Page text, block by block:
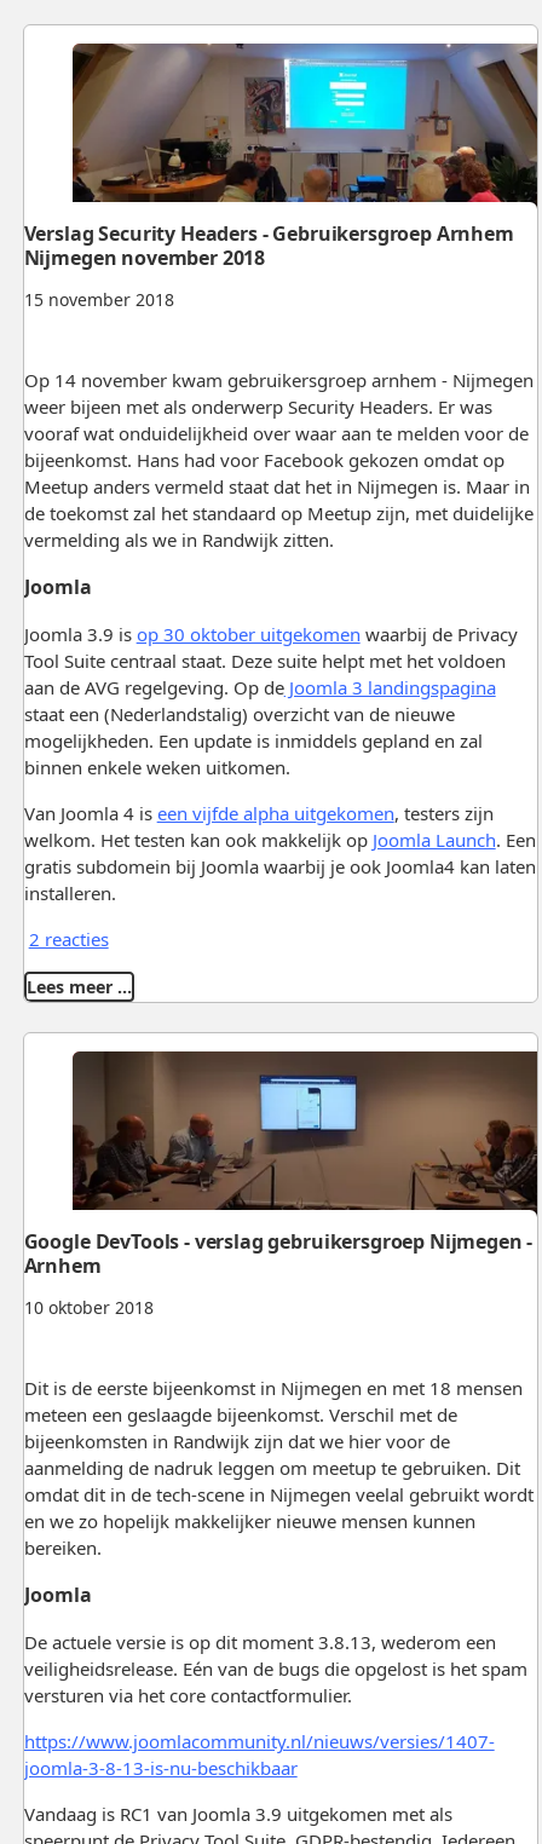
15 november 2018
Verslag Security Headers - Gebruikersgroep Arnhem
Nijmegen november 2018
Op 14 november kwam gebruikersgroep arnhem - Nijmegen
weer bijeen met als onderwerp Security Headers. Er was
vooraf wat onduidelijkheid over waar aan te melden voor de
bijeenkomst. Hans had voor Facebook gekozen omdat op
Meetup anders vermeld staat dat het in Nijmegen is. Maar in
de toekomst zal het standaard op Meetup zijn, met duidelijke
vermelding als we in Randwijk zitten.
Joomla
Joomla 3.9 is op 30 oktober uitgekomen waarbij de Privacy
Tool Suite centraal staat. Deze suite helpt met het voldoen
aan de AVG regelgeving. Op deJoomla 3 landingspagina
staat een (Nederlandstalig) overzicht van de nieuwe
mogelijkheden. Een update is inmiddels gepland en zal
binnen enkele weken uitkomen.
Van Joomla 4 is een vijfde alpha uitgekomen, testers zijn
welkom. Het testen kan ook makkelijk op Joomla Launch. Een
gratis subdomein bij Joomla waarbij je ook Joomla4 kan laten
installeren.
2 reacties
Lees meer …
10 oktober 2018
Google DevTools - verslag gebruikersgroep Nijmegen -
Arnhem
Dit is de eerste bijeenkomst in Nijmegen en met 18 mensen
meteen een geslaagde bijeenkomst. Verschil met de
bijeenkomsten in Randwijk zijn dat we hier voor de
aanmelding de nadruk leggen om meetup te gebruiken. Dit
omdat dit in de tech-scene in Nijmegen veelal gebruikt wordt
en we zo hopelijk makkelijker nieuwe mensen kunnen
bereiken.
Joomla
De actuele versie is op dit moment 3.8.13, wederom een
veiligheidsrelease. Eén van de bugs die opgelost is het spam
versturen via het core contactformulier.
https://www.joomlacommunity.nl/nieuws/versies/1407-
joomla-3-8-13-is-nu-beschikbaar
Vandaag is RC1 van Joomla 3.9 uitgekomen met als